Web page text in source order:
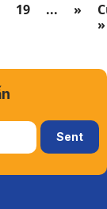
19 ... »
»